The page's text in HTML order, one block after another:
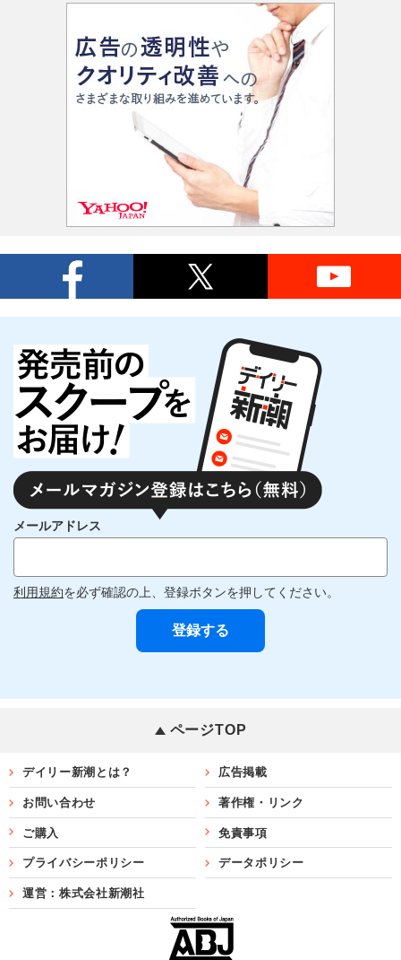
メールアドレス
利用規約を必ず確認の上、登録ボタンを押してください。
ページTOP
デイリー新潮とは？ 広告掲載
お問い合わせ 著作権・リンク
ご購入 免責事項
プライバシーポリシー データポリシー
運営：株式会社新潮社